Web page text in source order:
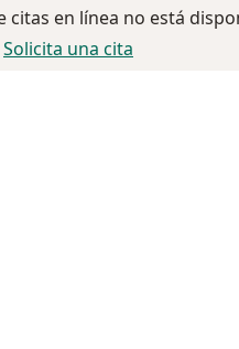
citas en línea no está
Solicita una cita